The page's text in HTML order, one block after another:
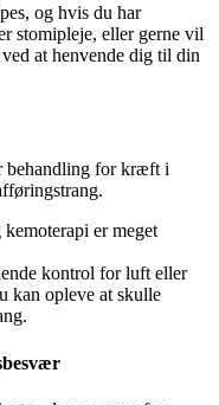
og hvis du har
stomipleje, eller gerne vil
at henvende dig til din
behandling for kræft i
er meget
kontrol for luft eller
kan opleve at skulle